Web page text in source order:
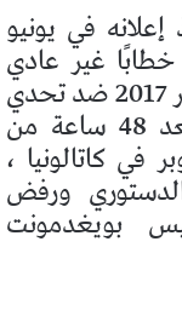
في يونيو
غير عادي
للأمة ، وبعد ذلك ألقى في 3 أكتوبر 2017 ضد تحدي
ثم ، بعد 48 ساعة من
القانوني في 1 أكتوبر في كاتالونيا ،
ورفض
بويغدمونت